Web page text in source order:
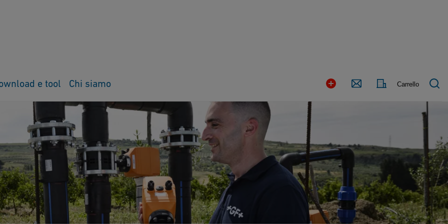
Paese Contact Carrello
e tool Chi siamo